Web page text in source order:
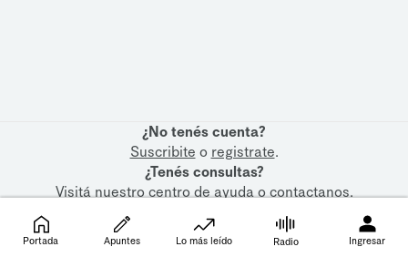
¿No tenés cuenta?
Suscribite o registrate.
¿Tenés consultas?
Visitá nuestrocentro de ayudaocontactanos.
Portada Apuntes Lo más leído Radio Ingresar